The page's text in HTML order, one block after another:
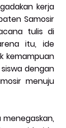
kerja
Samosir
tulis di
itu, ide
kemampuan
dengan
menuju
menegaskan,